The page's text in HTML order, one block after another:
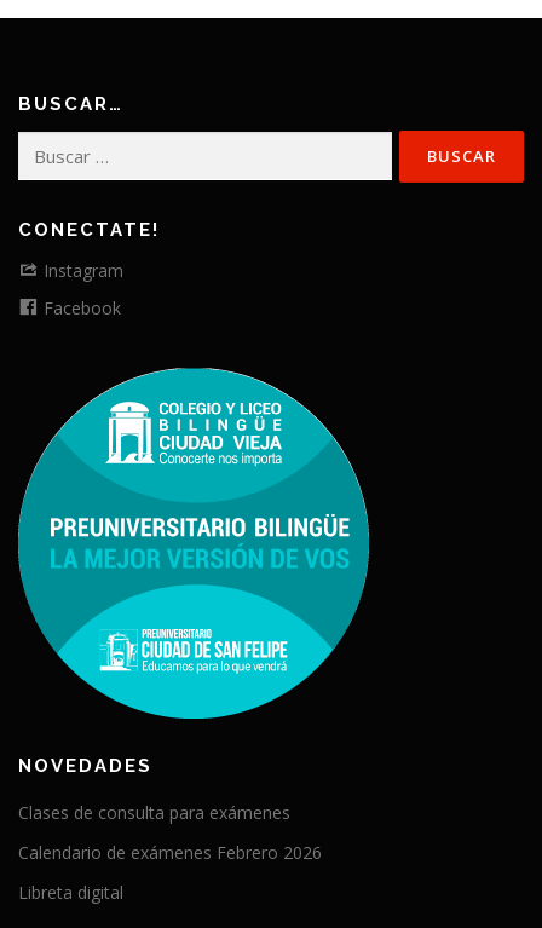
BUSCAR…
CONECTATE!
Instagram
Facebook
NOVEDADES
Clases de consulta para exámenes
Calendario de exámenes Febrero 2026
Libreta digital